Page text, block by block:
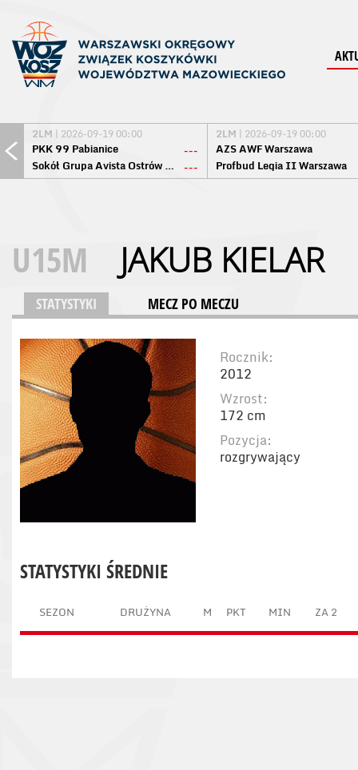
2LM | 2026-09-19 00:00
PKK 99 Pabianice
---
Sokół Grupa Avista Ostrów Maz. ---
2LM | 2026-09-19 00:00
AZS AWF Warszawa
Profbud Legia II Warszawa
U15M JAKUB KIELAR
STATYSTYKI MECZ PO MECZU
Rocznik:
2012
Wzrost:
172 cm
Pozycja:
rozgrywający
STATYSTYKI ŚREDNIE
SEZON DRUŻYNA M PKT MIN ZA 2